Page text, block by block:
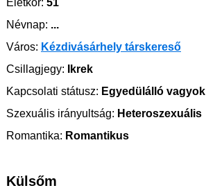
Életkor: 51
Névnap: ...
Város: Kézdivásárhely társkereső
Csillagjegy: Ikrek
Kapcsolati státusz: Egyedülálló vagyok
Szexuális irányultság: Heteroszexuális
Romantika: Romantikus
Külsőm